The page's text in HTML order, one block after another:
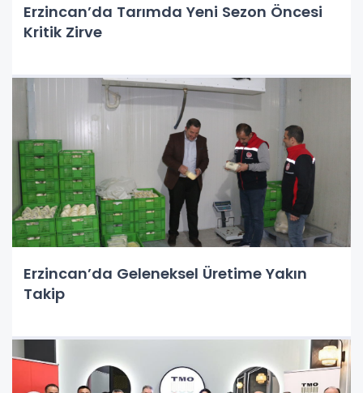
Erzincan’da Tarımda Yeni Sezon Öncesi
Kritik Zirve
Erzincan’da Geleneksel Üretime Yakın
Takip